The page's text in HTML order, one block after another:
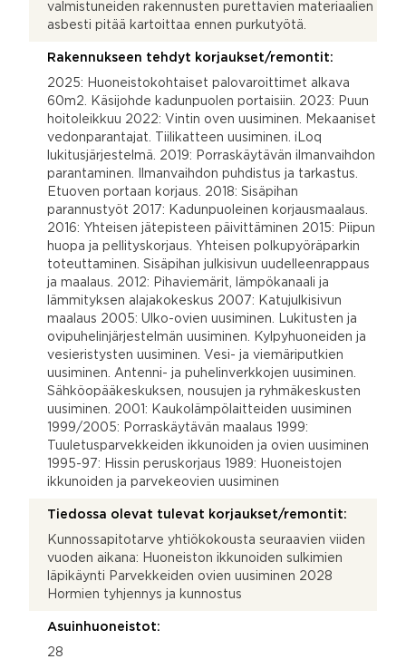
valmistuneiden rakennusten purettavien materiaalien
asbesti pitää kartoittaa ennen purkutyötä.
Rakennukseen tehdyt korjaukset/remontit:
2025: Huoneistokohtaiset palovaroittimet alkava
60m2. Käsijohde kadunpuolen portaisiin. 2023: Puun
hoitoleikkuu 2022: Vintin oven uusiminen. Mekaaniset
vedonparantajat. Tiilikatteen uusiminen. iLoq
lukitusjärjestelmä. 2019: Porraskäytävän ilmanvaihdon
parantaminen. Ilmanvaihdon puhdistus ja tarkastus.
Etuoven portaan korjaus. 2018: Sisäpihan
parannustyöt 2017: Kadunpuoleinen korjausmaalaus.
2016: Yhteisen jätepisteen päivittäminen 2015: Piipun
huopa ja pellityskorjaus. Yhteisen polkupyöräparkin
toteuttaminen. Sisäpihan julkisivun uudelleenrappaus
ja maalaus. 2012: Pihaviemärit, lämpökanaali ja
lämmityksen alajakokeskus 2007: Katujulkisivun
maalaus 2005: Ulko-ovien uusiminen. Lukitusten ja
ovipuhelinjärjestelmän uusiminen. Kylpyhuoneiden ja
vesieristysten uusiminen. Vesi- ja viemäriputkien
uusiminen. Antenni- ja puhelinverkkojen uusiminen.
Sähköopääkeskuksen, nousujen ja ryhmäkeskusten
uusiminen. 2001: Kaukolämpölaitteiden uusiminen
1999/2005: Porraskäytävän maalaus 1999:
Tuuletusparvekkeiden ikkunoiden ja ovien uusiminen
1995-97: Hissin peruskorjaus 1989: Huoneistojen
ikkunoiden ja parvekeovien uusiminen
Tiedossa olevat tulevat korjaukset/remontit:
Kunnossapitotarve yhtiökokousta seuraavien viiden
vuoden aikana: Huoneiston ikkunoiden sulkimien
läpikäynti Parvekkeiden ovien uusiminen 2028
Hormien tyhjennys ja kunnostus
Asuinhuoneistot:
28